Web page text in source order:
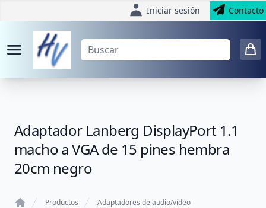
Iniciar sesión Contacto
Adaptador Lanberg DisplayPort 1.1
macho a VGA de 15 pines hembra
20cm negro
Productos Adaptadores de audio/vídeo